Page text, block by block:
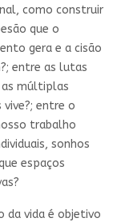
como construir
que o
gera e a cisão
entre as lutas
múltiplas
entre o
trabalho
sonhos
espaços
da vida é objetivo